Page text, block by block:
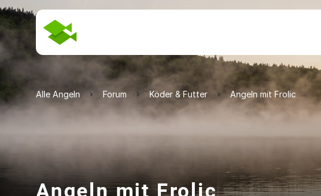
Alle Angeln Forum Köder & Futter Angeln mit Frolic
Angeln mit Frolic